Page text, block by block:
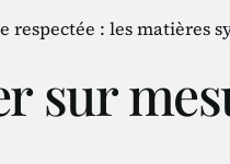
: les matières
sur